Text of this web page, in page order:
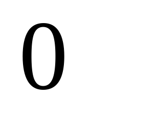
0